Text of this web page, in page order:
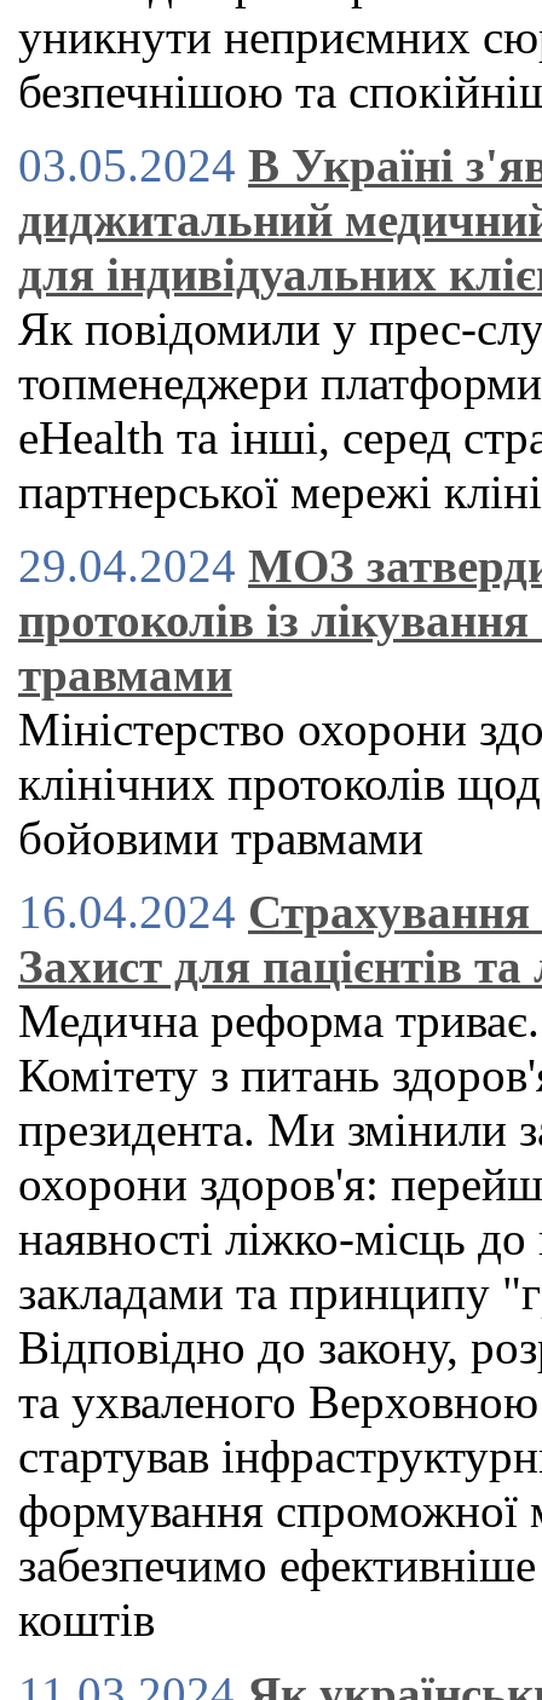
уникнути неприємних
безпечнішою та
03.05.2024 В Україні
диджитальний
для індивідуальних
Як повідомили у прес-
топменеджери
eHealth та інші, серед
партнерської мережі
29.04.2024 МОЗ
протоколів із
травмами
Міністерство охорони
клінічних протоколів
бойовими травмами
16.04.2024 Страхування
Захист для пацієнтів та
Медична реформа
Комітету з питань
президента. Ми змінили
охорони здоров'я:
наявності ліжко-місць
закладами та принципу
Відповідно до закону,
та ухваленого
стартував
формування спроможної
забезпечимо
коштів